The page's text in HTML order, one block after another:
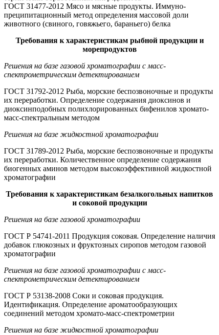
ГОСТ 31477-2012 Мясо и мясные продукты. Иммуно-
преципитационный метод определения массовой доли
животного (свиного, говяжьего, бараньего) белка
Требования к характеристикам рыбной продукции и
морепродуктов
Решения на базе газовой хроматографии с масс-
спектрометрическим детектированием
ГОСТ 31792-2012 Рыба, морские беспозвоночные и продукты
их переработки. Определение содержания диоксинов и
диоксинподобных полихлорированных бифенилов хромато-
масс-спектральным методом
Решения на базе жидкостной хроматографии
ГОСТ 31789-2012 Рыба, морские беспозвоночные и продукты
их переработки. Количественное определение содержания
биогенных аминов методом высокоэффективной жидкостной
хроматографии
Требования к характеристикам безалкогольных напитков
и соковой продукции
Решения на базе газовой хроматографии
ГОСТ Р 54741-2011 Продукция соковая. Определение наличия
добавок глюкозных и фруктозных сиропов методом газовой
хроматографии
Решения на базе газовой хроматографии с масс-
спектрометрическим детектированием
ГОСТ Р 53138-2008 Соки и соковая продукция.
Идентификация. Определение ароматообразующих
соединений методом хромато-масс-спектрометрии
Решения на базе жидкостной хроматографии